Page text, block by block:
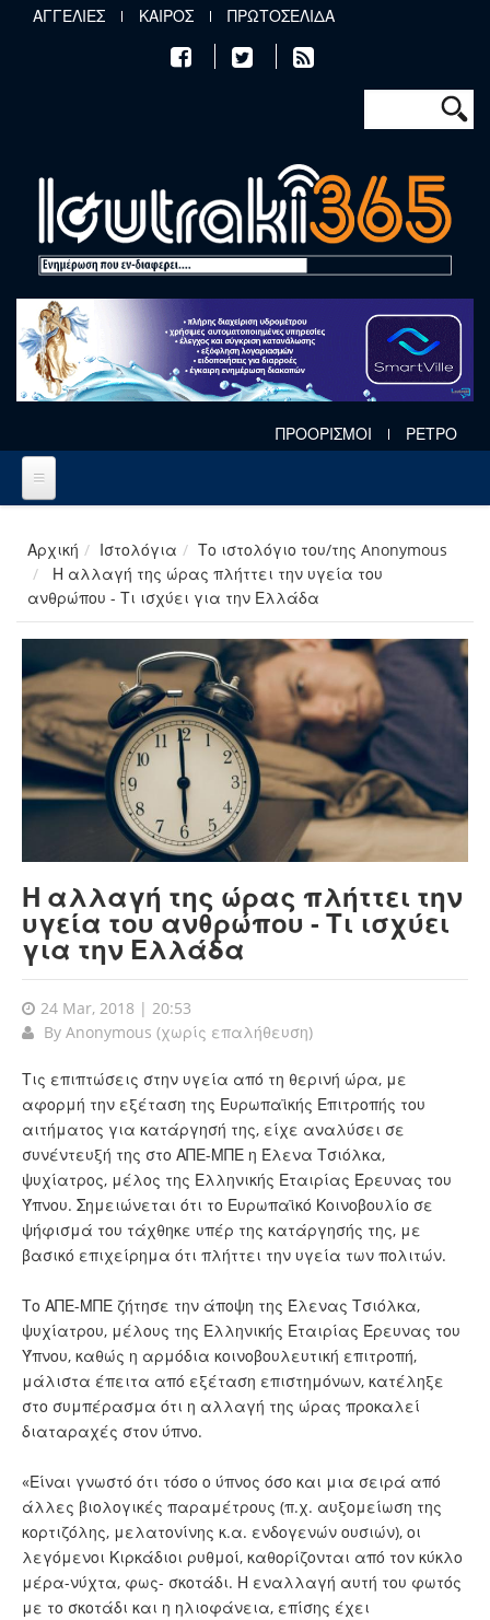
Παράκαμψη προς το κυρίως περιεχόμενο
ΑΓΓΕΛΙΕΣ ΚΑΙΡΟΣ ΠΡΩΤΟΣΕΛΙΔΑ
Φόρμα
Αναζήτηση
ΠΡΟΟΡΙΣΜΟΙ ΡΕΤΡΟ
Αρχική Ιστολόγια
Το ιστολόγιο του/της Anonymous
Η αλλαγή της ώρας πλήττει την υγεία του
ανθρώπου - Τι ισχύει για την Ελλάδα
Η αλλαγή της ώρας πλήττει την
υγεία του ανθρώπου - Τι ισχύει
για την Ελλάδα
24 Mar, 2018 | 20:53
By Anonymous (χωρίς επαλήθευση)
Τις επιπτώσεις στην υγεία από τη θερινή ώρα, με
αφορμή την εξέταση της Ευρωπαϊκής Επιτροπής του
αιτήματος για κατάργησή της, είχε αναλύσει σε
συνέντευξή της στο ΑΠΕ-ΜΠΕ η Έλενα Τσιόλκα,
ψυχίατρος, μέλος της Ελληνικής Εταιρίας Έρευνας του
Ύπνου. Σημειώνεται ότι το Ευρωπαϊκό Κοινοβουλίο σε
ψήφισμά του τάχθηκε υπέρ της κατάργησής της, με
βασικό επιχείρημα ότι πλήττει την υγεία των πολιτών.
Το ΑΠΕ-ΜΠΕ ζήτησε την άποψη της Έλενας Τσιόλκα,
ψυχίατρου, μέλους της Ελληνικής Εταιρίας Έρευνας του
Ύπνου, καθώς η αρμόδια κοινοβουλευτική επιτροπή,
μάλιστα έπειτα από εξέταση επιστημόνων, κατέληξε
στο συμπέρασμα ότι η αλλαγή της ώρας προκαλεί
διαταραχές στον ύπνο.
«Είναι γνωστό ότι τόσο ο ύπνος όσο και μια σειρά από
άλλες βιολογικές παραμέτρους (π.χ. αυξομείωση της
κορτιζόλης, μελατονίνης κ.α. ενδογενών ουσιών), οι
λεγόμενοι Κιρκάδιοι ρυθμοί, καθορίζονται από τον κύκλο
μέρα-νύχτα, φως- σκοτάδι. Η εναλλαγή αυτή του φωτός
με το σκοτάδι και η ηλιοφάνεια, επίσης έχει